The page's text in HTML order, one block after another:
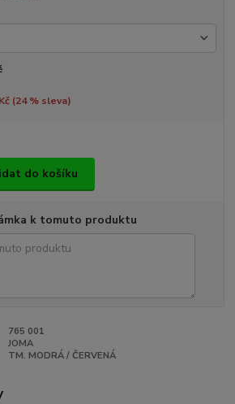
(24% sleva)
do košíku
k tomuto produktu
765 001
JOMA
TM. MODRÁ / ČERVENÁ